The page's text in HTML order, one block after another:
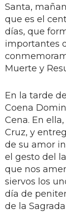
Santa,
que es el
días, que
importantes
Muerte y
En la tarde
Coena
Cena. En
Cruz, y
de su amor
el gesto del
que nos
siervos los
día de
de la